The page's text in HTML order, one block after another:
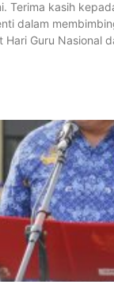
Terima kasih
dalam
Hari Guru Nasional